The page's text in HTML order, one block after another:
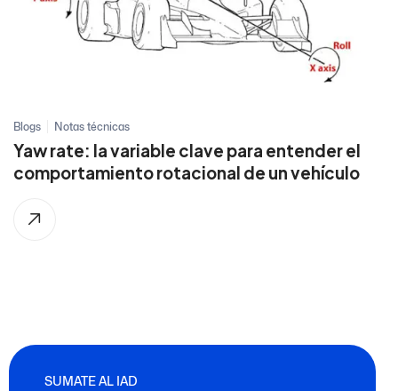
Blogs Notas técnicas
Yaw rate: la variable clave para entender el
comportamiento rotacional de un vehículo
SUMATE AL IAD